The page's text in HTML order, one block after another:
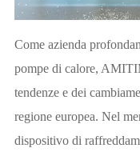
Come azienda
pompe di calore,
tendenze e dei
regione europea. Nel
dispositivo di